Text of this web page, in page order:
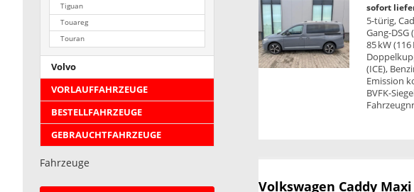
sofort
5-türig,
Gang-
85 kW (116
(ICE),
Emission
BVFK-
Volkswagen Caddy Maxi
Tiguan
Touareg
Touran
Volvo
VORLAUFFAHRZEUGE
BESTELLFAHRZEUGE
GEBRAUCHTFAHRZEUGE
Fahrzeuge